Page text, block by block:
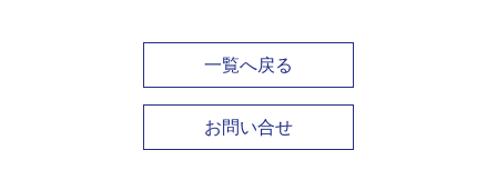
一覧へ戻る
お問い合せ